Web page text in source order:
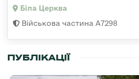
Біла Церква
Військова частина А7298
ПУБЛІКАЦІЇ